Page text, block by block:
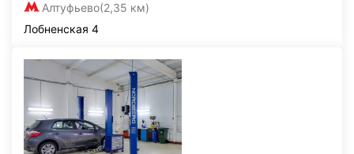
Алтуфьево(2,35 км)
Лобненская 4